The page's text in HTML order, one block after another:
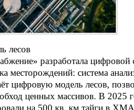
лесов
разработала
месторождений: система
цифровую модель лесов,
ценных массивов. В 2025
на 500 кв. км тайги в